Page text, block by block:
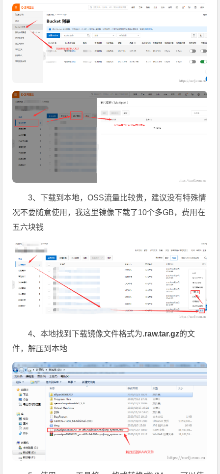
3、下载到本地，OSS流量比较贵，建议没有特殊情
况不要随意使用，我这里镜像下载了10个多GB，费用在
五六块钱
4、本地找到下载镜像文件格式为.raw.tar.gz的文
件，解压到本地